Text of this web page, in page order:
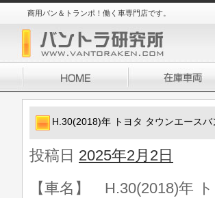
商用バン＆トランポ！働く車専門店です。
H.30(2018)年 トヨタ タウンエース
投稿日 2025年2月2日
【車名】 H.30(2018)年